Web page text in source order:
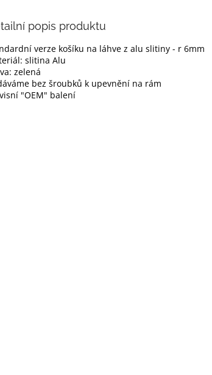
popis produktu
verze košíku na láhve z alu slitiny - r 6mm
slitina Alu
zelená
bez šroubků k upevnění na rám
"OEM" balení